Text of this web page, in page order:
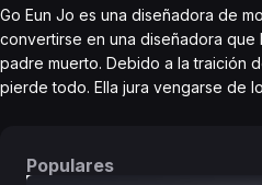
Go Eun Jo es una diseñadora de
convertirse en una diseñadora que
padre muerto. Debido a la traición
pierde todo. Ella jura vengarse de
Populares